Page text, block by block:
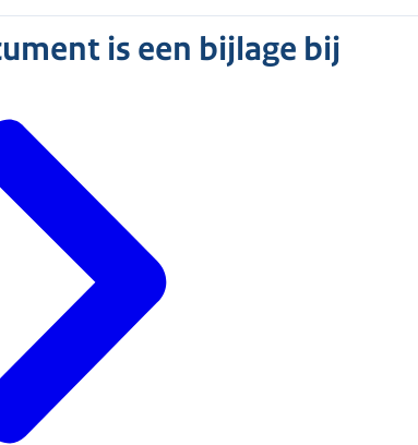
is een bijlage bij